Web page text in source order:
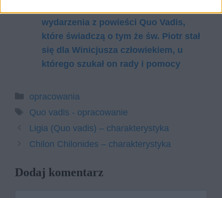
wydarzenia z powieści Quo Vadis,
które świadczą o tym że św. Piotr stał
się dla Winicjusza człowiekiem, u
którego szukał on rady i pomocy
Kategorie
opracowania
Tagi
Quo vadis - opracowanie
Ligia (Quo vadis) – charakterystyka
Chilon Chilonides – charakterystyka
Dodaj komentarz